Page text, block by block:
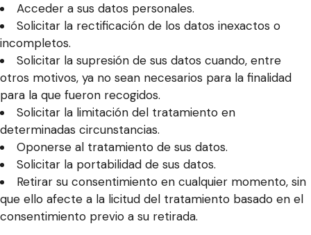
Acceder a sus datos personales.
Solicitar la rectificación de los datos inexactos o
incompletos.
Solicitar la supresión de sus datos cuando, entre
otros motivos, ya no sean necesarios para la finalidad
para la que fueron recogidos.
Solicitar la limitación del tratamiento en
determinadas circunstancias.
Oponerse al tratamiento de sus datos.
Solicitar la portabilidad de sus datos.
Retirar su consentimiento en cualquier momento, sin
que ello afecte a la licitud del tratamiento basado en el
consentimiento previo a su retirada.